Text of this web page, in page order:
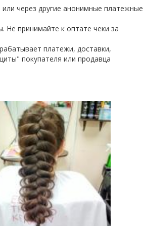
через другие анонимные платежные
Не принимайте к оптате чеки за
платежи, доставки,
покупателя или продавца